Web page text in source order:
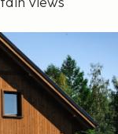
Views